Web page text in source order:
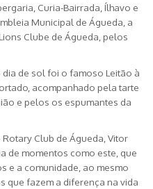
Curia-Bairrada, Ílhavo e
Municipal de Águeda, a
Clube de Águeda, pelos
de sol foi o famoso Leitão à
acompanhado pela tarte
e pelos os espumantes da
Club de Águeda, Vitor
de momentos como este, que
e a comunidade, ao mesmo
que fazem a diferença na vida